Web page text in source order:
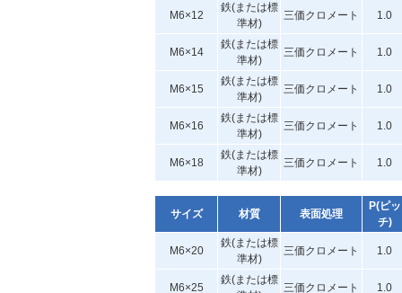
M6×12
鉄(または標
準材)
三価クロメート 1.0
M6×14
鉄(または標
準材)
三価クロメート 1.0
M6×15
鉄(または標
準材)
三価クロメート 1.0
M6×16
鉄(または標
準材)
三価クロメート 1.0
M6×18
鉄(または標
準材)
三価クロメート 1.0
サイズ 材質 表面処理
P(ピッ
チ)
M6×20
鉄(または標
準材)
三価クロメート 1.0
M6×25
鉄(または標
三価クロメート 1.0